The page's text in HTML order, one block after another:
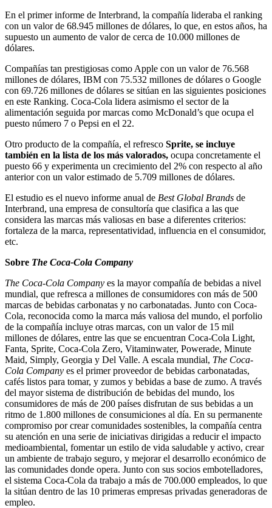
En el primer informe de Interbrand, la compañía lideraba el ranking
con un valor de 68.945 millones de dólares, lo que, en estos años, ha
supuesto un aumento de valor de cerca de 10.000 millones de
dólares.
Compañías tan prestigiosas como Apple con un valor de 76.568
millones de dólares, IBM con 75.532 millones de dólares o Google
con 69.726 millones de dólares se sitúan en las siguientes posiciones
en este Ranking. Coca-Cola lidera asimismo el sector de la
alimentación seguida por marcas como McDonald’s que ocupa el
puesto número 7 o Pepsi en el 22.
Otro producto de la compañía, el refresco Sprite, se incluye
también en la lista de los más valorados, ocupa concretamente el
puesto 66 y experimenta un crecimiento del 2% con respecto al año
anterior con un valor estimado de 5.709 millones de dólares.
El estudio es el nuevo informe anual de Best Global Brands de
Interbrand, una empresa de consultoría que clasifica a las que
considera las marcas más valiosas en base a diferentes criterios:
fortaleza de la marca, representatividad, influencia en el consumidor,
etc.
Sobre The Coca-Cola Company
The Coca-Cola Company es la mayor compañía de bebidas a nivel
mundial, que refresca a millones de consumidores con más de 500
marcas de bebidas carbonatas y no carbonatadas. Junto con Coca-
Cola, reconocida como la marca más valiosa del mundo, el porfolio
de la compañía incluye otras marcas, con un valor de 15 mil
millones de dólares, entre las que se encuentran Coca-Cola Light,
Fanta, Sprite, Coca-Cola Zero, Vitaminwater, Powerade, Minute
Maid, Simply, Georgia y Del Valle. A escala mundial, The Coca-
Cola Company es el primer proveedor de bebidas carbonatadas,
cafés listos para tomar, y zumos y bebidas a base de zumo. A través
del mayor sistema de distribución de bebidas del mundo, los
consumidores de más de 200 países disfrutan de sus bebidas a un
ritmo de 1.800 millones de consumiciones al día. En su permanente
compromiso por crear comunidades sostenibles, la compañía centra
su atención en una serie de iniciativas dirigidas a reducir el impacto
medioambiental, fomentar un estilo de vida saludable y activo, crear
un ambiente de trabajo seguro, y mejorar el desarrollo económico de
las comunidades donde opera. Junto con sus socios embotelladores,
el sistema Coca-Cola da trabajo a más de 700.000 empleados, lo que
la sitúan dentro de las 10 primeras empresas privadas generadoras de
empleo.